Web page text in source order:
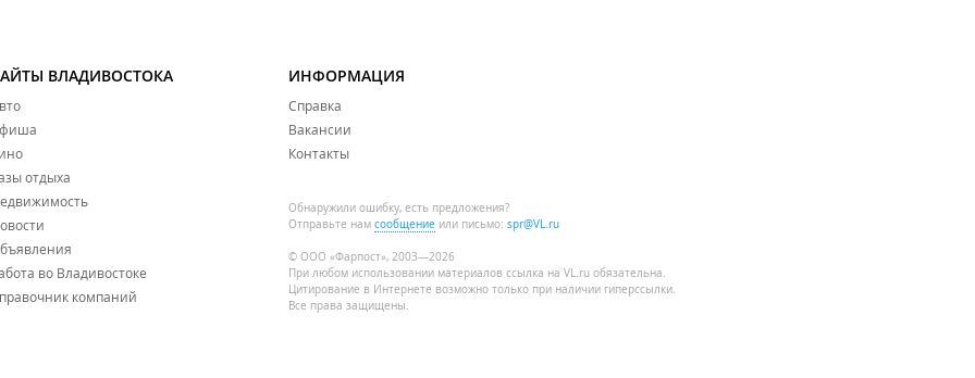
ВЛАДИВОСТОКА
отдыха
во Владивостоке
компаний
ИНФОРМАЦИЯ
Справка
Вакансии
Контакты
Обнаружили ошибку, есть предложения?
Отправьте нам сообщение или письмо: spr@VL.ru
© ООО «Фарпост», 2003—2026
При любом использовании материалов ссылка на VL.ru обязательна.
Цитирование в Интернете возможно только при наличии гиперссылки.
Все права защищены.